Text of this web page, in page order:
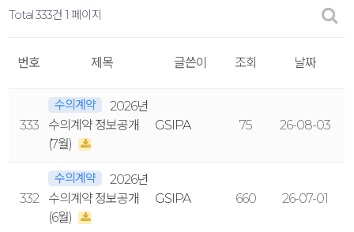
Total 333건 1 페이지
번호 제목 글쓴이 조회 날짜
333
수의계약
2026년
수의계약 정보공개
(7월)
GSIPA 75 26-08-03
332
수의계약
2026년
수의계약 정보공개
(6월)
GSIPA 660 26-07-01